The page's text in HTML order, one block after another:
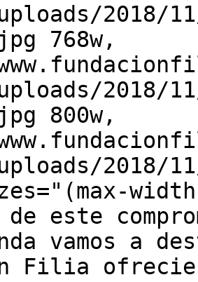
2018/
768w,
2018/
800w,
2018/
de este
vamos a
Filia